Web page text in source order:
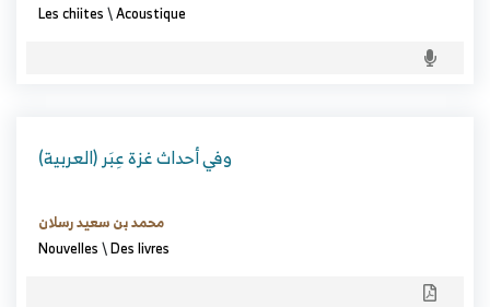
Les chiites\Acoustique
(العربية) وفي أحداث غزة عِبَر
محمد بن سعيد رسلان
Nouvelles\Des livres